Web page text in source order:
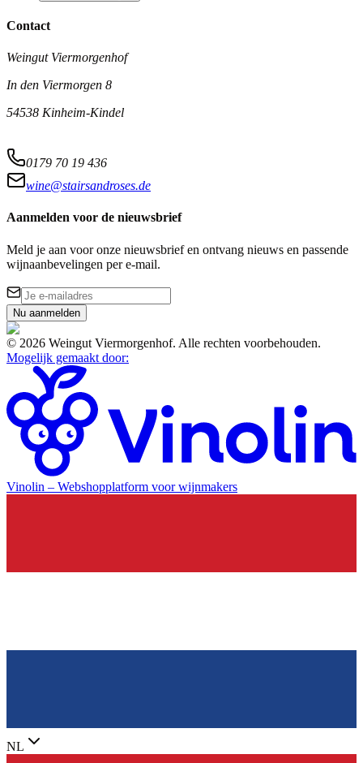
Contact
Weingut Viermorgenhof
In den Viermorgen 8
54538 Kinheim-Kindel
0179 70 19 436
wine@stairsandroses.de
Aanmelden voor de nieuwsbrief
Meld je aan voor onze nieuwsbrief en ontvang nieuws en passende
wijnaanbevelingen per e-mail.
Nu aanmelden
© 2026 Weingut Viermorgenhof. Alle rechten voorbehouden.
Mogelijk gemaakt door:
Vinolin – Webshopplatform voor wijnmakers
NL